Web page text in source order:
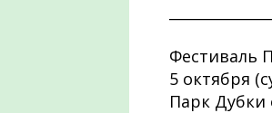
Фестиваль
5 октября
Парк Дубки